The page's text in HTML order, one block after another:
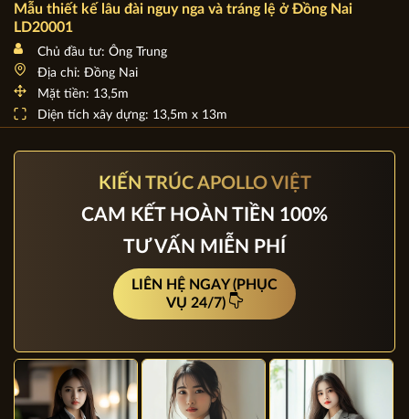
Mẫu thiết kế lâu đài nguy nga và tráng lệ ở Đồng Nai
LD20001
Chủ đầu tư: Ông Trung
Địa chỉ: Đồng Nai
Mặt tiền: 13,5m
Diện tích xây dựng: 13,5m x 13m
KIẾN TRÚC APOLLO VIỆT
CAM KẾT HOÀN TIỀN 100%
TƯ VẤN MIỄN PHÍ
LIÊN HỆ NGAY (PHỤC
VỤ 24/7)